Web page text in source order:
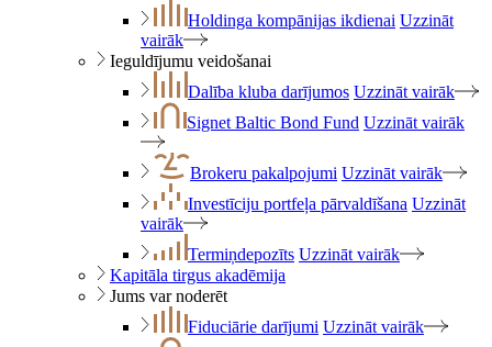
Holdinga kompānijas ikdienai Uzzināt
vairāk
Ieguldījumu veidošanai
Dalība kluba darījumos Uzzināt vairāk
Signet Baltic Bond Fund Uzzināt vairāk
Brokeru pakalpojumi Uzzināt vairāk
Investīciju portfeļa pārvaldīšana Uzzināt
vairāk
Termiņdepozīts Uzzināt vairāk
Kapitāla tirgus akadēmija
Jums var noderēt
Fiduciārie darījumi Uzzināt vairāk